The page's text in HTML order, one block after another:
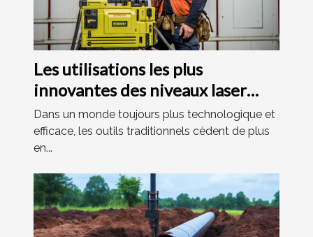
Les utilisations les plus
innovantes des niveaux laser
dans différents secteurs
Dans un monde toujours plus technologique et
efficace, les outils traditionnels cèdent de plus
en...